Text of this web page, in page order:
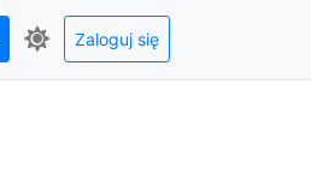
Zaloguj się